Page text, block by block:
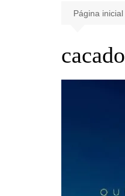
Página inicial